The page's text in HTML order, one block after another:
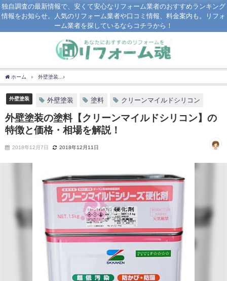
独自調査の最新情報で、安くて安心なリフォーム業者のおすすめランキング
情報をお知らせ。人気のリフォーム業者や口コミ情報、料金案内も。リフォ
ーム業者を探しているならコチラから！
ホーム 外壁塗装
外壁塗装 外壁塗装 塗料 クリーンマイルドシリコン
外壁塗装の塗料【クリーンマイルドシリコン】の
特徴と価格・相場を解説！
2018年12月7日 2018年12月11日